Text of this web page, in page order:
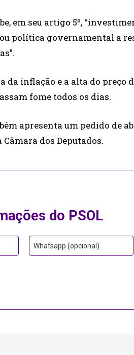
em seu artigo 5º,
política governamental a
da inflação e a alta do preço
fome todos os dias.
apresenta um pedido de
dos Deputados.
do PSOL
Whatsapp (opcional)